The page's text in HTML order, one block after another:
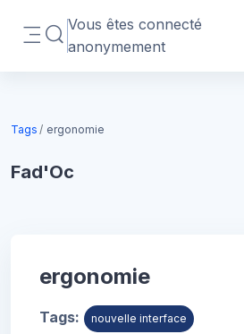
Panneau latéral
Activer/désactiver la saisie de
Vous êtes connecté
anonymement
Tags ergonomie
Fad'Oc
ergonomie
Tags: nouvelle interface